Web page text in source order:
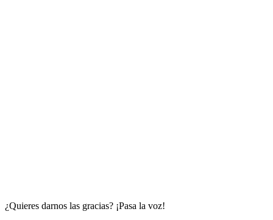
¿Quieres darnos las gracias? ¡Pasa la voz!